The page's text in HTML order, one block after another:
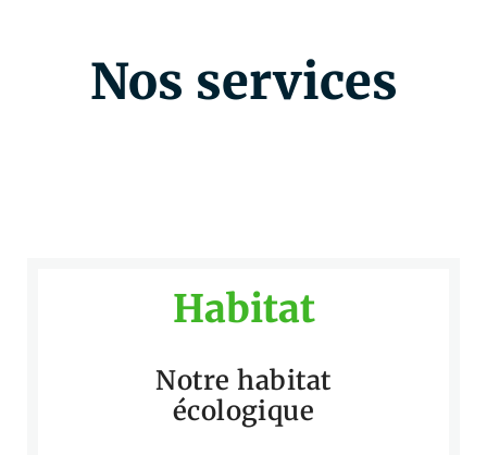
Nos services
Habitat
Notre habitat
écologique